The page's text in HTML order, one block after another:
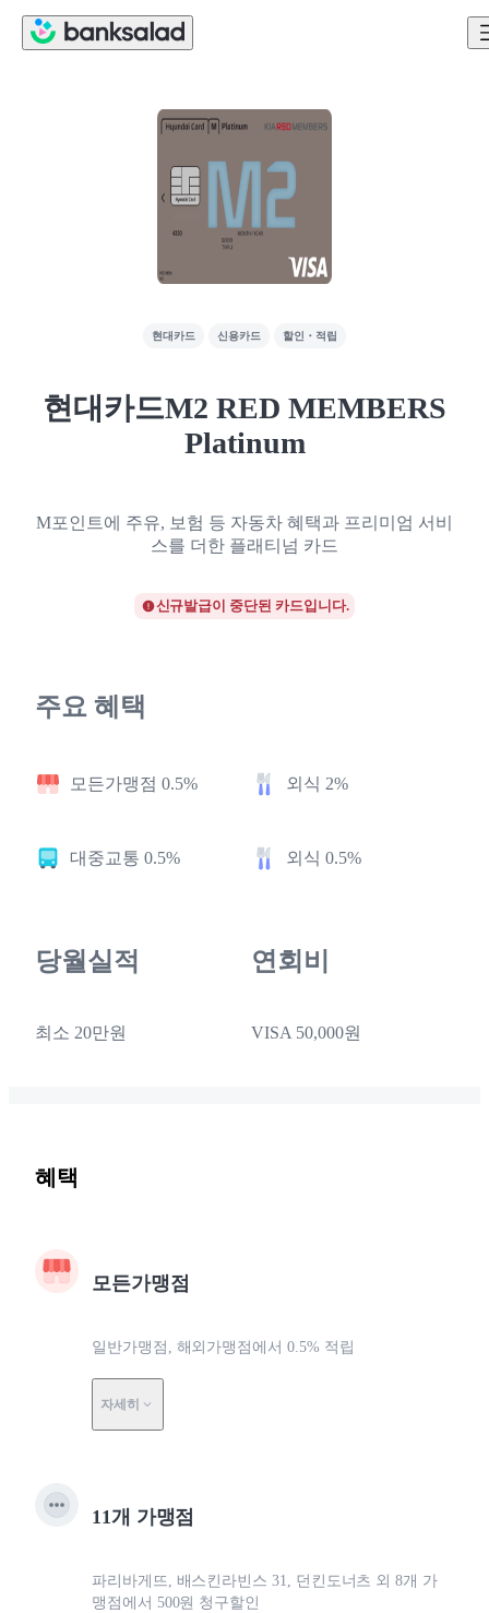
현대카드 신용카드 할인・적립
현대카드M2 RED MEMBERS
Platinum
M포인트에 주유, 보험 등 자동차 혜택과 프리미엄 서비
스를 더한 플래티넘 카드
신규발급이 중단된 카드입니다.
주요 혜택
모든가맹점 0.5% 외식 2%
대중교통 0.5% 외식 0.5%
당월실적
최소 20만원
연회비
VISA 50,000원
혜택
모든가맹점
일반가맹점, 해외가맹점에서 0.5% 적립
자세히
11개 가맹점
파리바게뜨, 배스킨라빈스 31, 던킨도너츠 외 8개 가
맹점에서 500원 청구할인